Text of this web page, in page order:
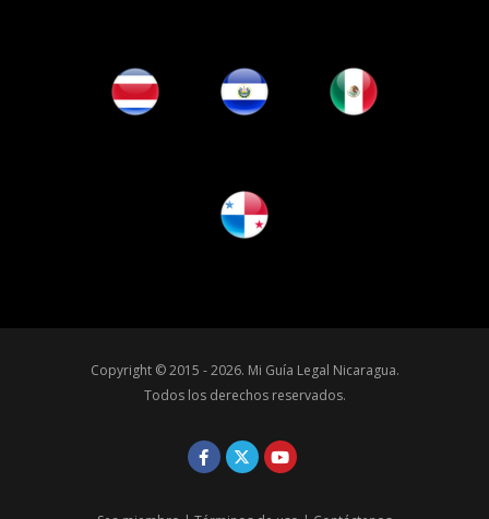
Copyright © 2015 - 2026. Mi Guía Legal Nicaragua.
Todos los derechos reservados.